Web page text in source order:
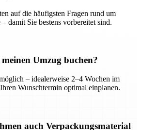
auf die häufigsten Fragen rund um
damit Sie bestens vorbereitet sind.
Umzug buchen?
– idealerweise 2–4 Wochen im
Wunschtermin optimal einplanen.
auch Verpackungsmaterial